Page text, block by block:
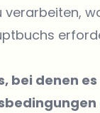
bei denen